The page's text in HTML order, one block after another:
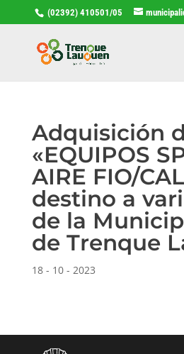
(02392) 410501/05
Adquisición
«EQUIPOS
AIRE FIO/
destino a
de la
de Trenque
18 - 10 - 2023